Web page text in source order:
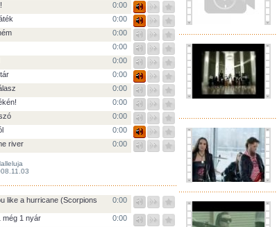
0:00
0:00
0:00
0:00
0:00
0:00
0:00
0:00
0:00
0:00
river 0:00
like a hurricane (Scorpions
0:00
még 1 nyár
0:00